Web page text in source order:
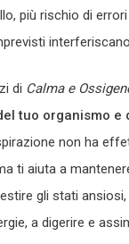
più rischio di
di Calma e
tuo organismo e
non ha
ti aiuta a
gli stati
a digerire e